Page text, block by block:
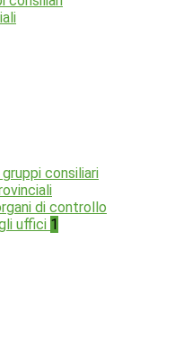
consiliari
di controllo
uffici 1